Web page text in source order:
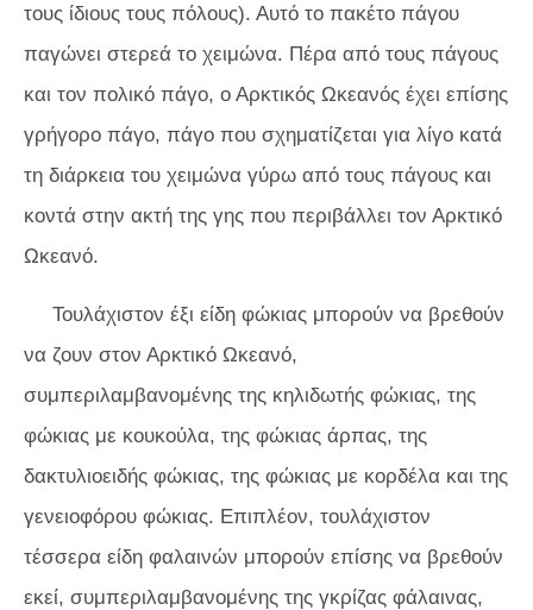
τους ίδιους τους πόλους). Αυτό το πακέτο πάγου
παγώνει στερεά το χειμώνα. Πέρα από τους πάγους
και τον πολικό πάγο, ο Αρκτικός Ωκεανός έχει επίσης
γρήγορο πάγο, πάγο που σχηματίζεται για λίγο κατά
τη διάρκεια του χειμώνα γύρω από τους πάγους και
κοντά στην ακτή της γης που περιβάλλει τον Αρκτικό
Ωκεανό.
Τουλάχιστον έξι είδη φώκιας μπορούν να βρεθούν
να ζουν στον Αρκτικό Ωκεανό,
συμπεριλαμβανομένης της κηλιδωτής φώκιας, της
φώκιας με κουκούλα, της φώκιας άρπας, της
δακτυλιοειδής φώκιας, της φώκιας με κορδέλα και της
γενειοφόρου φώκιας. Επιπλέον, τουλάχιστον
τέσσερα είδη φαλαινών μπορούν επίσης να βρεθούν
εκεί, συμπεριλαμβανομένης της γκρίζας φάλαινας,